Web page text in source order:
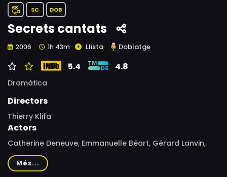
SC DOB
Secrets cantats
2006 1h 43m Llista Doblatge
5.4 4.8
Dramàtica
Directors
Thierry Klifa
Actors
Catherine Deneuve, Emmanuelle Béart, Gérard Lanvin,
Miou-Miou, Michaël Cohen, Géraldine Pailhas, Claude
Brasseur, Valérie Lemercier, Claire Maurier, Evelyne Buyle,
Més...